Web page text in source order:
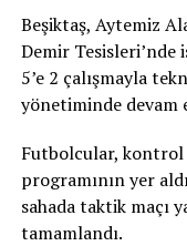
edinebileceğimiz bir
çıktık. Emre güzel
oldu. Dünya
bir başarı
Şampiyonası en
Ben yarı final ve
şampiyonumuz da
daha başarılı
Beşiktaş, Aytemiz
Demir Tesisleri’nde
5’e 2 çalışmayla
yönetiminde devam
Futbolcular, kontrol
programının yer
sahada taktik maçı
tamamlandı.